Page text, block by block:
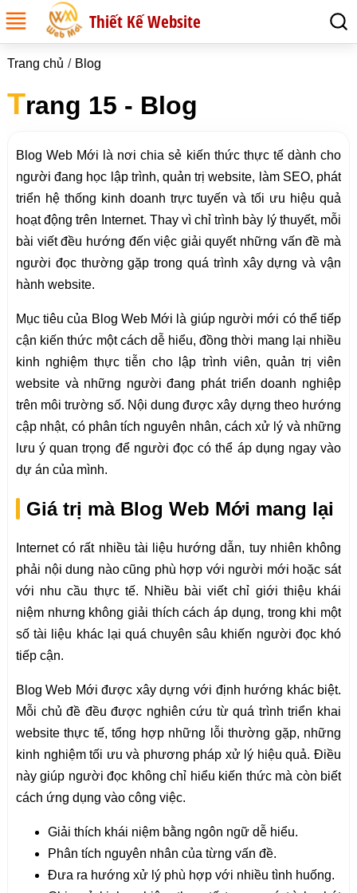
Thiết Kế Website
Trang chủ Blog
Trang 15 - Blog
Blog Web Mới là nơi chia sẻ kiến thức thực tế dành cho
người đang học lập trình, quản trị website, làm SEO, phát
triển hệ thống kinh doanh trực tuyến và tối ưu hiệu quả
hoạt động trên Internet. Thay vì chỉ trình bày lý thuyết, mỗi
bài viết đều hướng đến việc giải quyết những vấn đề mà
người đọc thường gặp trong quá trình xây dựng và vận
hành website.
Mục tiêu của Blog Web Mới là giúp người mới có thể tiếp
cận kiến thức một cách dễ hiểu, đồng thời mang lại nhiều
kinh nghiệm thực tiễn cho lập trình viên, quản trị viên
website và những người đang phát triển doanh nghiệp
trên môi trường số. Nội dung được xây dựng theo hướng
cập nhật, có phân tích nguyên nhân, cách xử lý và những
lưu ý quan trọng để người đọc có thể áp dụng ngay vào
dự án của mình.
Giá trị mà Blog Web Mới mang lại
Internet có rất nhiều tài liệu hướng dẫn, tuy nhiên không
phải nội dung nào cũng phù hợp với người mới hoặc sát
với nhu cầu thực tế. Nhiều bài viết chỉ giới thiệu khái
niệm nhưng không giải thích cách áp dụng, trong khi một
số tài liệu khác lại quá chuyên sâu khiến người đọc khó
tiếp cận.
Blog Web Mới được xây dựng với định hướng khác biệt.
Mỗi chủ đề đều được nghiên cứu từ quá trình triển khai
website thực tế, tổng hợp những lỗi thường gặp, những
kinh nghiệm tối ưu và phương pháp xử lý hiệu quả. Điều
này giúp người đọc không chỉ hiểu kiến thức mà còn biết
cách ứng dụng vào công việc.
Giải thích khái niệm bằng ngôn ngữ dễ hiểu.
Phân tích nguyên nhân của từng vấn đề.
Đưa ra hướng xử lý phù hợp với nhiều tình huống.